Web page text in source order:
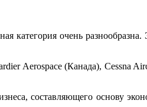
категория очень
Aerospace (Канада),
составляющего основу